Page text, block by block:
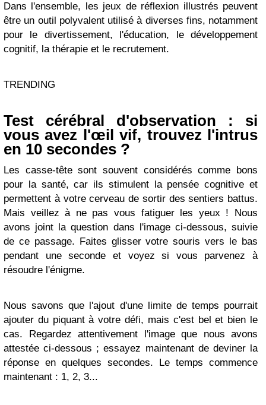
Dans l'ensemble, les jeux de réflexion illustrés peuvent
être un outil polyvalent utilisé à diverses fins, notamment
pour le divertissement, l'éducation, le développement
cognitif, la thérapie et le recrutement.
TRENDING
Test cérébral d'observation : si
vous avez l'œil vif, trouvez l'intrus
en 10 secondes ?
Les casse-tête sont souvent considérés comme bons
pour la santé, car ils stimulent la pensée cognitive et
permettent à votre cerveau de sortir des sentiers battus.
Mais veillez à ne pas vous fatiguer les yeux ! Nous
avons joint la question dans l'image ci-dessous, suivie
de ce passage. Faites glisser votre souris vers le bas
pendant une seconde et voyez si vous parvenez à
résoudre l'énigme.
Nous savons que l'ajout d'une limite de temps pourrait
ajouter du piquant à votre défi, mais c'est bel et bien le
cas. Regardez attentivement l'image que nous avons
attestée ci-dessous ; essayez maintenant de deviner la
réponse en quelques secondes. Le temps commence
maintenant : 1, 2, 3...